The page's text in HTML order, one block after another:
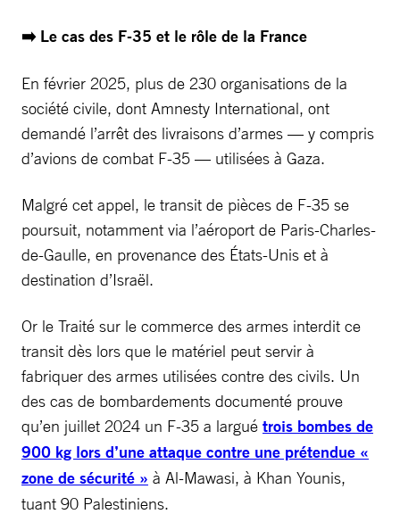
➡️ Le cas des F-35 et le rôle de la France
En février 2025, plus de 230 organisations de la
société civile, dont Amnesty International, ont
demandé l’arrêt des livraisons d’armes — y compris
d’avions de combat F-35 — utilisées à Gaza.
Malgré cet appel, le transit de pièces de F-35 se
poursuit, notamment via l’aéroport de Paris-Charles-
de-Gaulle, en provenance des États-Unis et à
destination d’Israël.
Or le Traité sur le commerce des armes interdit ce
transit dès lors que le matériel peut servir à
fabriquer des armes utilisées contre des civils. Un
des cas de bombardements documenté prouve
qu’en juillet 2024 un F-35 a largué trois bombes de
900 kg lors d’une attaque contre une prétendue «
zone de sécurité » à Al-Mawasi, à Khan Younis,
tuant 90 Palestiniens.